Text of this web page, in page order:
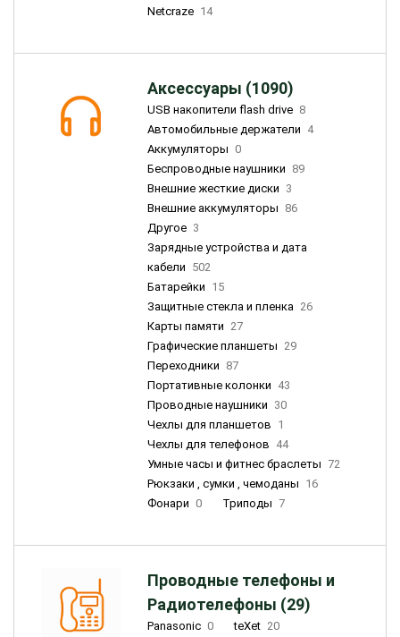
Netcraze 14
Аксессуары (1090)
USB накопители flash drive 8
Автомобильные держатели 4
Аккумуляторы 0
Беспроводные наушники 89
Внешние жесткие диски 3
Внешние аккумуляторы 86
Другое 3
Зарядные устройства и дата
кабели 502
Батарейки 15
Защитные стекла и пленка 26
Карты памяти 27
Графические планшеты 29
Переходники 87
Портативные колонки 43
Проводные наушники 30
Чехлы для планшетов 1
Чехлы для телефонов 44
Умные часы и фитнес браслеты 72
Рюкзаки , сумки , чемоданы 16
Фонари 0 Триподы 7
Проводные телефоны и
Радиотелефоны (29)
Panasonic 0 teXet 20